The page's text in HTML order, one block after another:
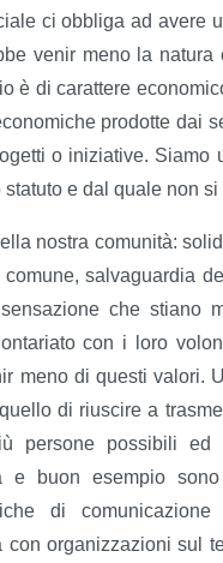
ci obbliga ad avere
venir meno la natura
è di carattere
prodotte dai
o iniziative. Siamo
statuto e dal quale non
nostra comunità:
salvaguardia
che stiano
con i loro
meno di questi valori.
di riuscire a
persone possibili
e buon esempio
di
con organizzazioni sul